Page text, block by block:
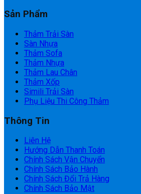
Sản Phẩm
Thảm Trải Sàn
Sàn Nhựa
Thảm Sofa
Thảm Nhựa
Thảm Lau Chân
Thảm Xốp
Simili Trải Sàn
Phụ Liệu Thi Công Thảm
Thông Tin
Liên Hệ
Hướng Dẫn Thanh Toán
Chính Sách Vận Chuyển
Chính Sách Bảo Hành
Chính Sách Đổi Trả Hàng
Chính Sách Bảo Mật